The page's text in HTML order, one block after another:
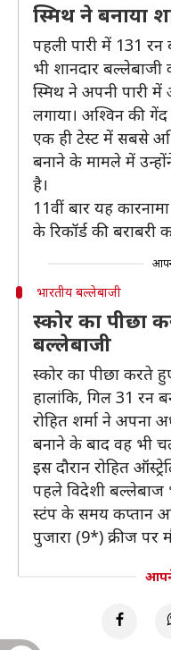
स्मिथ ने बनाया
पहली पारी में 131 रन
भी शानदार
स्मिथ ने अपनी
लगाया। अश्विन की
एक ही टेस्ट में सबसे
बनाने के मामले में
है।
11वीं बार यह
के रिकॉर्ड की बराबरी
भारतीय बल्लेबाजी
स्कोर का पीछा
बल्लेबाजी
स्कोर का पीछा करते
हालांकि, गिल 31 रन
रोहित शर्मा ने अपना
बनाने के बाद वह भी
इस दौरान रोहित
पहले विदेशी बल्लेबाज
स्टंप के समय कप्तान
पुजारा (9*) क्रीज पर
आपने